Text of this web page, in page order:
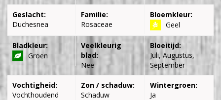
Geslacht:
Duchesnea
Familie:
Rosaceae
Bloemkleur:
Geel
Bladkleur:
Groen
Veelkleurig
blad:
Nee
Bloeitijd:
Juli, Augustus,
September
Vochtigheid:
Vochthoudend
Zon / schaduw:
Schaduw
Wintergroen:
Ja